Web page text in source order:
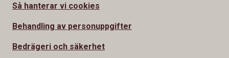
Så hanterar vi cookies
Behandling av personuppgifter
Bedrägeri och säkerhet